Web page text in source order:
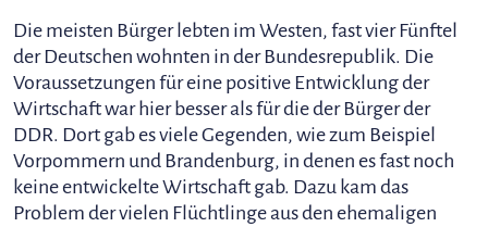
Die meisten Bürger lebten im Westen, fast vier Fünftel
der Deutschen wohnten in der Bundesrepublik. Die
Voraussetzungen für eine positive Entwicklung der
Wirtschaft war hier besser als für die der Bürger der
DDR. Dort gab es viele Gegenden, wie zum Beispiel
Vorpommern und Brandenburg, in denen es fast noch
keine entwickelte Wirtschaft gab. Dazu kam das
Problem der vielen Flüchtlinge aus den ehemaligen